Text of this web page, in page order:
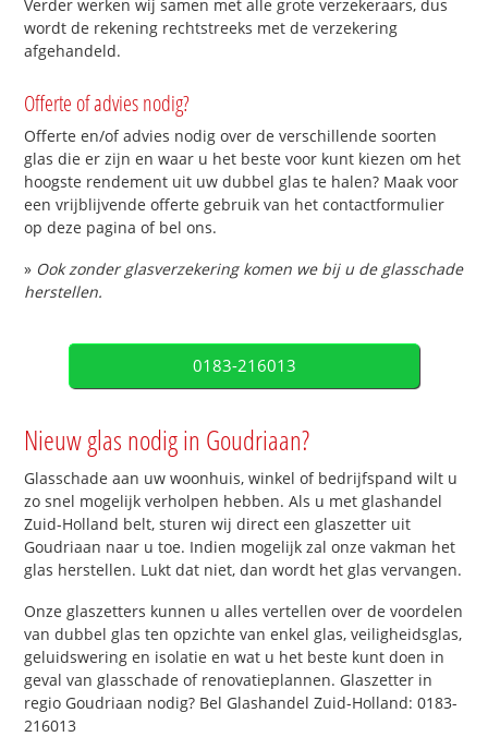
Verder werken wij samen met alle grote verzekeraars, dus
wordt de rekening rechtstreeks met de verzekering
afgehandeld.
Offerte of advies nodig?
Offerte en/of advies nodig over de verschillende soorten
glas die er zijn en waar u het beste voor kunt kiezen om het
hoogste rendement uit uw dubbel glas te halen? Maak voor
een vrijblijvende offerte gebruik van het contactformulier
op deze pagina of bel ons.
» Ook zonder glasverzekering komen we bij u de glasschade
herstellen.
0183-216013
Nieuw glas nodig in Goudriaan?
Glasschade aan uw woonhuis, winkel of bedrijfspand wilt u
zo snel mogelijk verholpen hebben. Als u met glashandel
Zuid-Holland belt, sturen wij direct een glaszetter uit
Goudriaan naar u toe. Indien mogelijk zal onze vakman het
glas herstellen. Lukt dat niet, dan wordt het glas vervangen.
Onze glaszetters kunnen u alles vertellen over de voordelen
van dubbel glas ten opzichte van enkel glas, veiligheidsglas,
geluidswering en isolatie en wat u het beste kunt doen in
geval van glasschade of renovatieplannen. Glaszetter in
regio Goudriaan nodig? Bel Glashandel Zuid-Holland: 0183-
216013